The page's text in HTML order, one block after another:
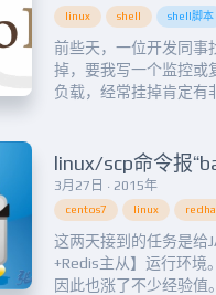
linux shell shell脚本
前些天，一位开发同事
掉，要我写一个监控或
负载，经常挂掉肯定有
令：/usr/local/
3月27日 · 2015年
centos7 linux
这两天接到的任务是给
+Redis主从】运行环境
因此也涨了不少经验